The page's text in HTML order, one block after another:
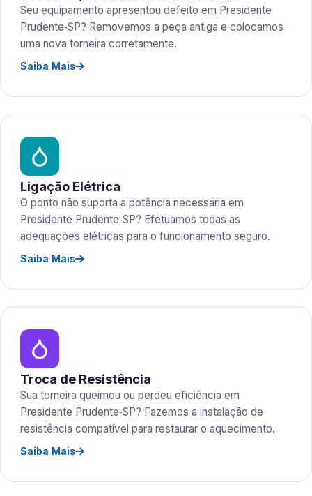
Seu equipamento apresentou defeito em Presidente
Prudente‑SP? Removemos a peça antiga e colocamos
uma nova torneira corretamente.
Saiba Mais
Ligação Elétrica
O ponto não suporta a potência necessária em
Presidente Prudente‑SP? Efetuamos todas as
adequações elétricas para o funcionamento seguro.
Saiba Mais
Troca de Resistência
Sua torneira queimou ou perdeu eficiência em
Presidente Prudente‑SP? Fazemos a instalação de
resistência compatível para restaurar o aquecimento.
Saiba Mais